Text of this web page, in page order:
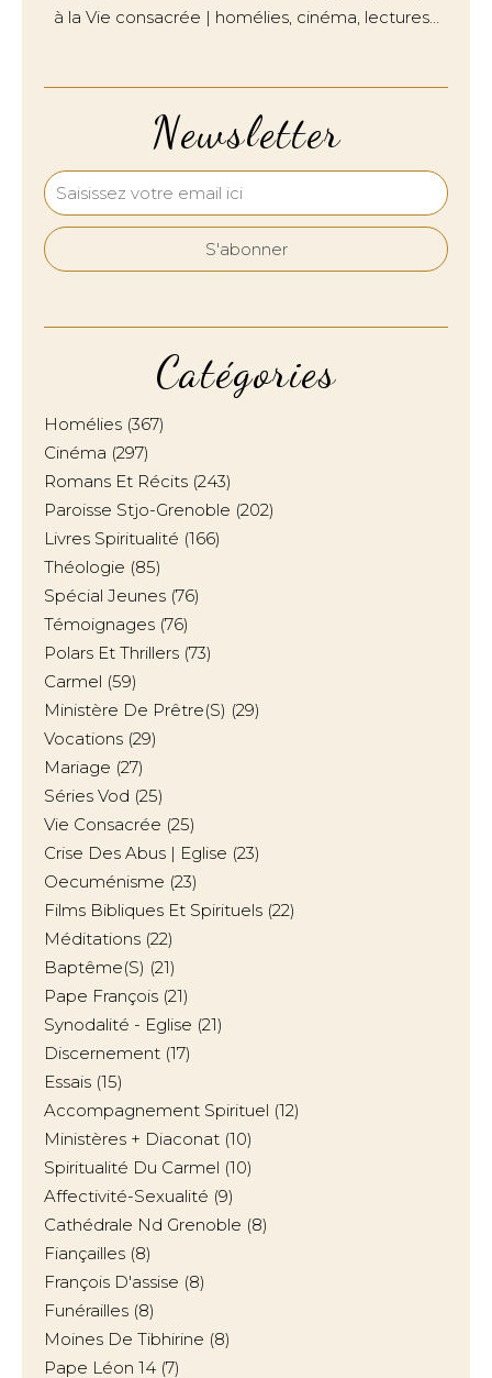
Newsletter
Catégories
Homélies (367)
Cinéma (297)
Romans Et Récits (243)
Paroisse Stjo-Grenoble (202)
Livres Spiritualité (166)
Théologie (85)
Spécial Jeunes (76)
Témoignages (76)
Polars Et Thrillers (73)
Carmel (59)
Ministère De Prêtre(s) (29)
Vocations (29)
Mariage (27)
Séries Vod (25)
Vie Consacrée (25)
Crise Des Abus | Eglise (23)
Oecuménisme (23)
Films Bibliques Et Spirituels (22)
Méditations (22)
Baptême(s) (21)
Pape François (21)
Synodalité - Eglise (21)
Discernement (17)
Essais (15)
Accompagnement Spirituel (12)
Ministères + Diaconat (10)
Spiritualité Du Carmel (10)
Affectivité-Sexualité (9)
Cathédrale Nd Grenoble (8)
Fiançailles (8)
François D'assise (8)
Funérailles (8)
Moines De Tibhirine (8)
Pape Léon 14 (7)
à la Vie consacrée | homélies, cinéma, lectures…